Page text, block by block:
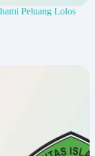
Peluang Lolos